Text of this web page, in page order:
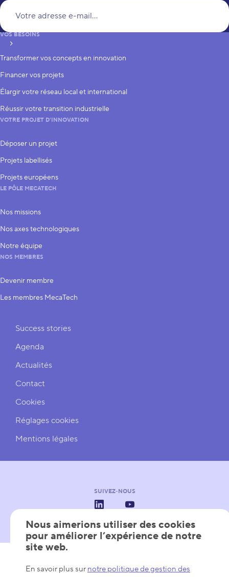
S’inscrire
VOS BESOINS
Transformer vos concepts en innovation
Financer vos projets
Élargir votre réseau local et international
Réussir votre transition industrielle
VOTRE PROJET D’INNOVATION
Déposer un projet
Projets labellisés
Projets européens
LE PÔLE MECATECH
Nos missions
Nos axes technologiques
Notre équipe
NOS MEMBRES
Devenir membre
Les membres MecaTech
Liens rapides
Success stories
Agenda
Actualités
Contact
Cookies
Réglages cookies
Mentions légales
SUIVEZ-NOUS
LinkedInYouTube
Nous aimerions utiliser des cookies
pour améliorer l’expérience de notre
site web.
En savoir plus sur notre politique de gestion des